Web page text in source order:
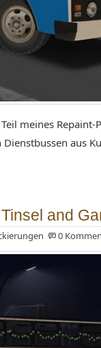
meines Repaint-
aus
and
0